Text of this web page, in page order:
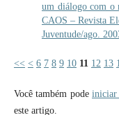
um diálogo com o
CAOS – Revista
Juventude/ago.
<< < 6 7 8 9 10 11 12 13
Você também pode iniciar
este artigo.